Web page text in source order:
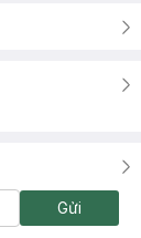
Gửi